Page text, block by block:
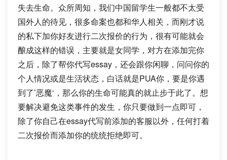
失去生命。众所周知，我们中国留学生一般都不太受
国外人的待见，很多命案也都和华人相关，而刚才说
的私下加你好友进行二次报价的行为，很有可能就会
酿成这样的错误，主要就是女同学，对方在添加完你
之后，除了帮你代写essay，还会跟你闲聊，问问你的
个人情况或是生活状态，白话就是PUA你，要是你遇
到了’恶魔‘，那么你的生命可能真的就止步于此了。想
要解决避免这类事件的发生，你只要做到一点即可，
除了你自己在essay代写前添加的客服以外，任何打着
二次报价而添加你的统统拒绝即可。